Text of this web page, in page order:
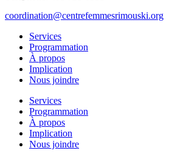
coordination@centrefemmesrimouski.org
Services
Programmation
À propos
Implication
Nous joindre
Services
Programmation
À propos
Implication
Nous joindre